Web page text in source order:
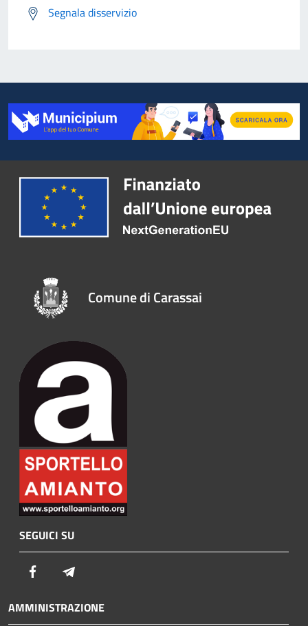
Segnala disservizio
Comune di Carassai
SEGUICI SU
Facebook
AMMINISTRAZIONE